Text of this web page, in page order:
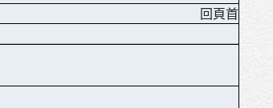
回頁首